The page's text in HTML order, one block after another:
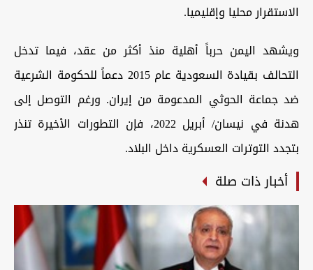
الاستقرار محليا وإقليميا.
ويشهد اليمن حرباً أهلية منذ أكثر من عقد، فيما تدخل
التحالف بقيادة السعودية عام 2015 دعماً للحكومة الشرعية
ضد جماعة الحوثي المدعومة من إيران. ورغم التوصل إلى
هدنة في نيسان/ أبريل 2022، فإن التطورات الأخيرة تنذر
بتجدد التوترات العسكرية داخل البلاد.
أخبار ذات صلة